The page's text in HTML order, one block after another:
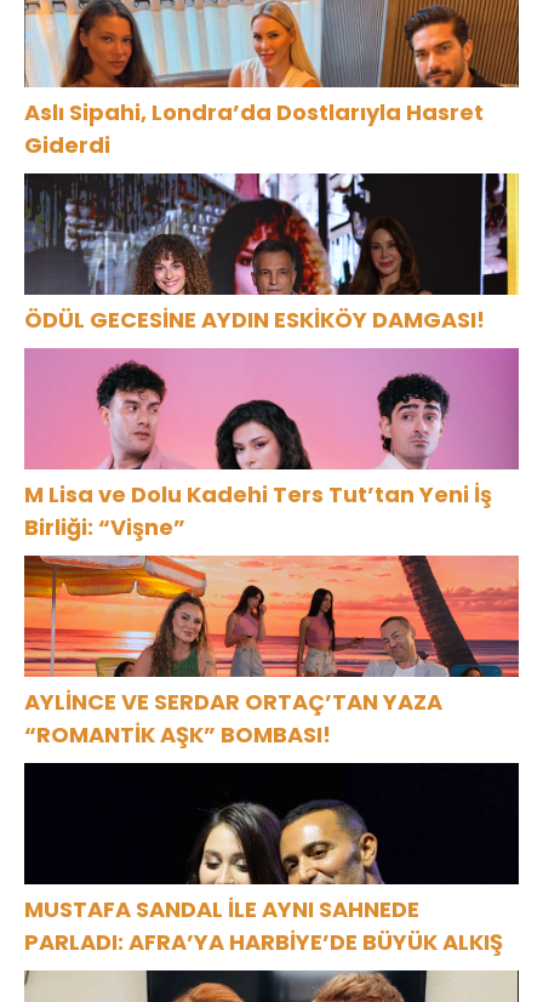
Aslı Sipahi, Londra’da Dostlarıyla Hasret
Giderdi
ÖDÜL GECESİNE AYDIN ESKİKÖY DAMGASI!
M Lisa ve Dolu Kadehi Ters Tut’tan Yeni İş
Birliği: “Vişne”
AYLİNCE VE SERDAR ORTAÇ’TAN YAZA
“ROMANTİK AŞK” BOMBASI!
MUSTAFA SANDAL İLE AYNI SAHNEDE
PARLADI: AFRA’YA HARBİYE’DE BÜYÜK ALKIŞ